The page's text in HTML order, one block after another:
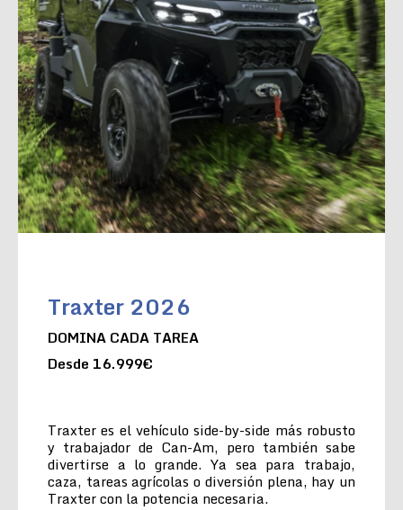
Traxter 2026
DOMINA CADA TAREA
Desde 16.999€
Traxter es el vehículo side-by-side más robusto
y trabajador de Can-Am, pero también sabe
divertirse a lo grande. Ya sea para trabajo,
caza, tareas agrícolas o diversión plena, hay un
Traxter con la potencia necesaria.